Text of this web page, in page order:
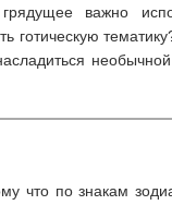
важно
готическую
что по знакам